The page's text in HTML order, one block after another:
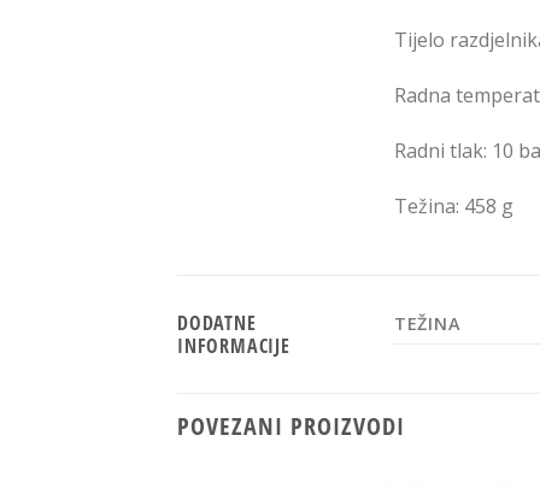
Tijelo
Radna
Radni tlak: 10
Težina: 458 g
DODATNE
INFORMACIJE
TEŽINA
POVEZANI PROIZVODI